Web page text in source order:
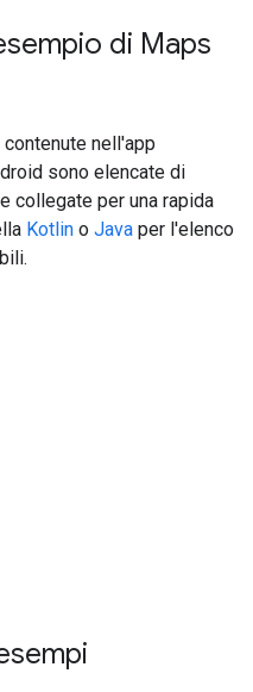
di Maps
nell'app
sono elencate di
collegate per una rapida
Kotlin o Java per l'elenco